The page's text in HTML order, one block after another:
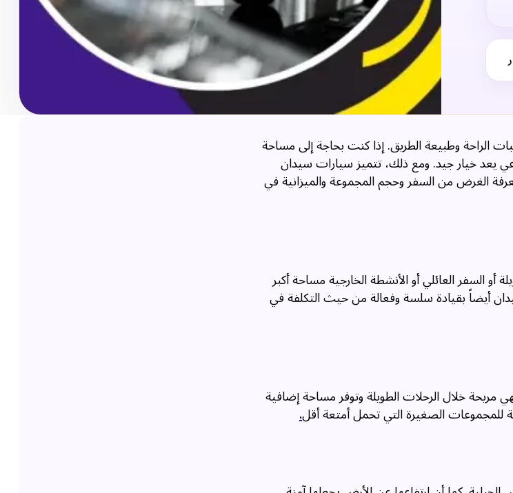
الراحة وطبيعة الطريق. إذا كنت بحاجة إلى مساحة
يعد خيار جيد. ومع ذلك، تتميز سيارات سيدان
الغرض من السفر وحجم المجموعة والميزانية في
العائلي أو الأنشطة الخارجية مساحة أكبر
أيضاً بقيادة سلسة وفعالة من حيث التكلفة في
مريحة خلال الرحلات الطويلة وتوفر مساحة إضافية
للمجموعات الصغيرة التي تحمل أمتعة أقل.